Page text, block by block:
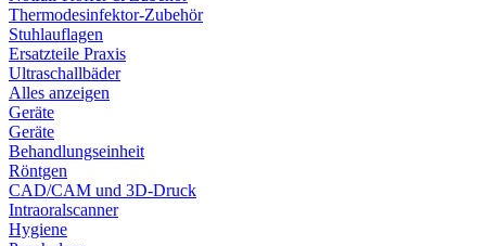
Thermodesinfektor-Zubehör
Stuhlauflagen
Ersatzteile Praxis
Ultraschallbäder
Alles anzeigen
Geräte
Geräte
Behandlungseinheit
Röntgen
CAD/CAM und 3D-Druck
Intraoralscanner
Hygiene